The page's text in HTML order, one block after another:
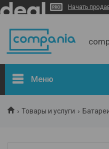
Начать
Меню
Товары и услуги